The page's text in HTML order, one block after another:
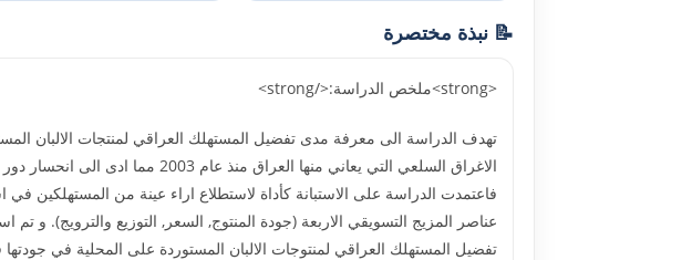
📝 نبذة مختصرة
<strong>ملخص الدراسة:</strong>
تهدف الدراسة الى معرفة مدى تفضيل المستهلك العراقي لمنتجات الالبان
الاغراق السلعي التي يعاني منها
عناصر المزيج التسويقي الاربعة (جودة المنتوج, السعر, التوزيع والترويج). و
تفضيل المستهلك العراقي لمنتوجات الالبان المستوردة على المحلية في